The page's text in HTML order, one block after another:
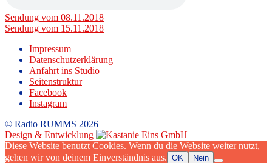
Beitragsnavigation
Sendung vom 08.11.2018
Sendung vom 15.11.2018
Impressum
Datenschutzerklärung
Anfahrt ins Studio
Seitenstruktur
Facebook
Instagram
© Radio RUMMS 2026
Design & Entwicklung
Diese Website benutzt Cookies. Wenn du die Website weiter nutzt,
gehen wir von deinem Einverständnis aus. OK Nein